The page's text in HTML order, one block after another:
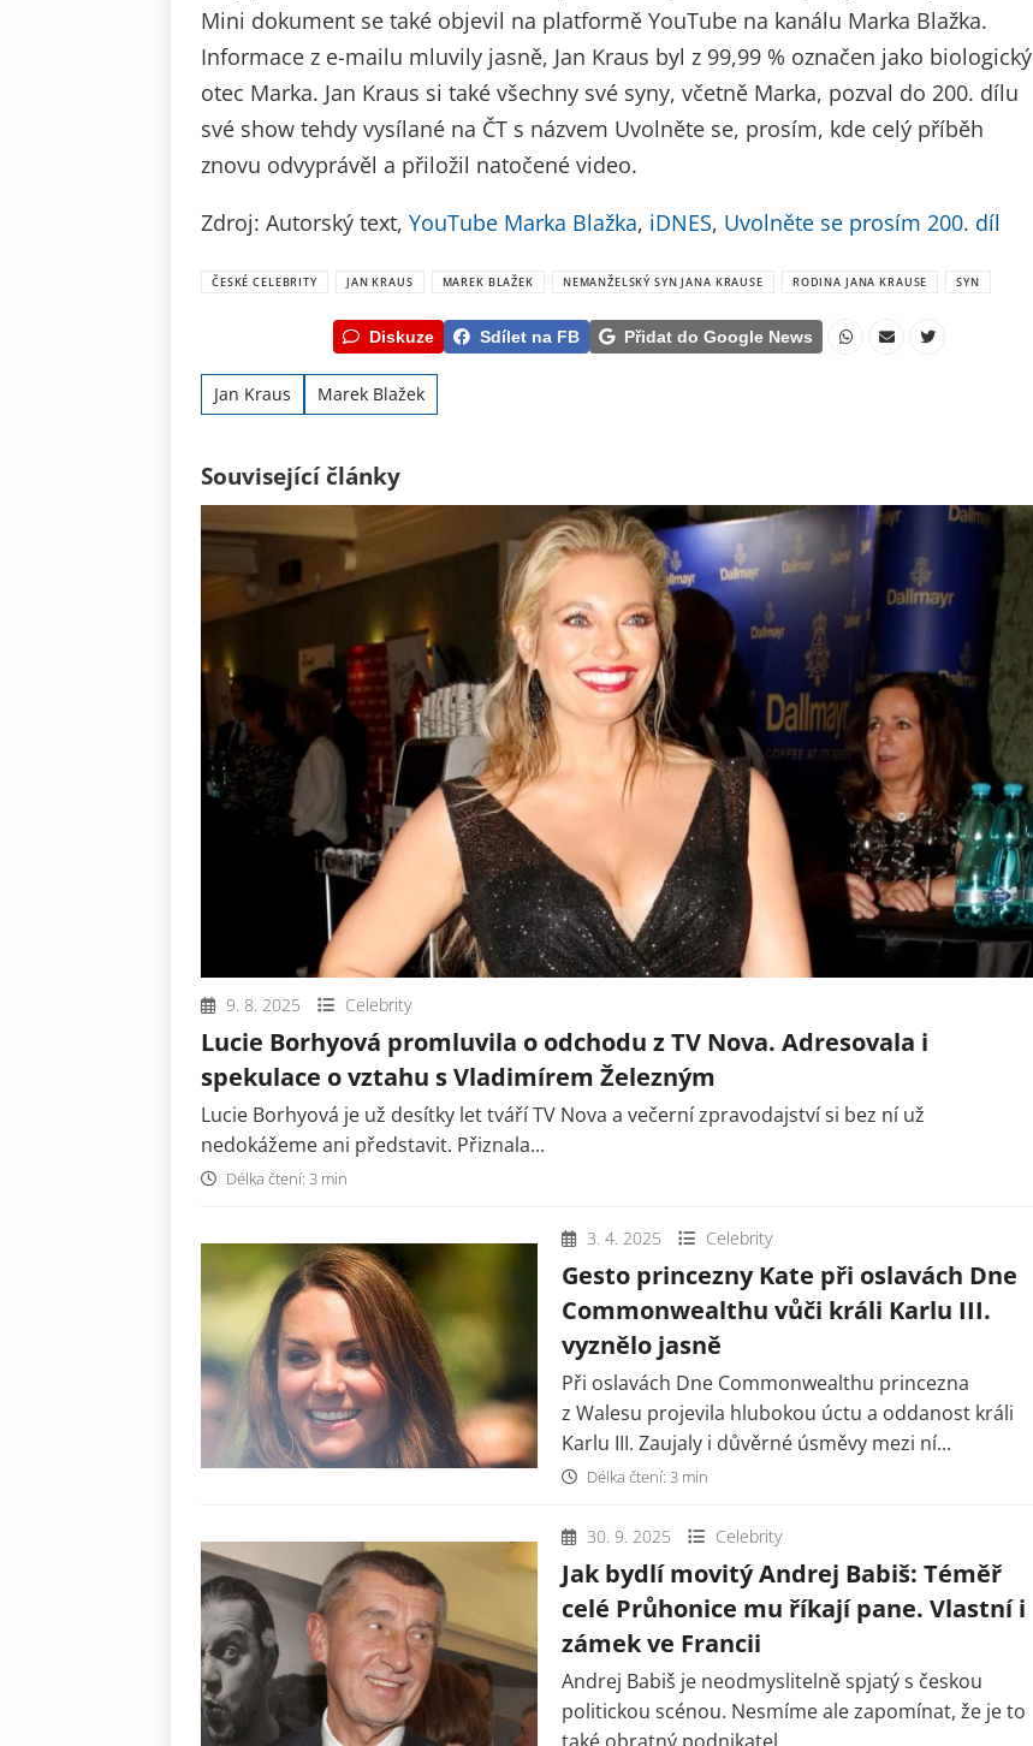
Mini dokument se také objevil na platformě YouTube na kanálu Marka Blažka.
Informace z e-mailu mluvily jasně, Jan Kraus byl z 99,99 % označen jako biologický
otec Marka. Jan Kraus si také všechny své syny, včetně Marka, pozval do 200. dílu
své show tehdy vysílané na ČT s názvem Uvolněte se, prosím, kde celý příběh
znovu odvyprávěl a přiložil natočené video.
Zdroj: Autorský text, YouTube Marka Blažka, iDNES, Uvolněte se prosím 200. díl
ČESKÉ CELEBRITY JAN KRAUS MAREK BLAŽEK NEMANŽELSKÝ SYN JANA KRAUSE RODINA JANA KRAUSE SYN
Diskuze Sdílet na FB Přidat do Google News
Jan Kraus Marek Blažek
Související články
9. 8. 2025 Celebrity
Lucie Borhyová promluvila o odchodu z TV Nova. Adresovala i
spekulace o vztahu s Vladimírem Železným
Lucie Borhyová je už desítky let tváří TV Nova a večerní zpravodajství si bez ní už
nedokážeme ani představit. Přiznala...
Délka čtení: 3 min
3. 4. 2025 Celebrity
Gesto princezny Kate při oslavách Dne
Commonwealthu vůči králi Karlu III.
vyznělo jasně
Při oslavách Dne Commonwealthu princezna
z Walesu projevila hlubokou úctu a oddanost králi
Karlu III. Zaujaly i důvěrné úsměvy mezi ní...
Délka čtení: 3 min
30. 9. 2025 Celebrity
Jak bydlí movitý Andrej Babiš: Téměř
celé Průhonice mu říkají pane. Vlastní i
zámek ve Francii
Andrej Babiš je neodmyslitelně spjatý s českou
politickou scénou. Nesmíme ale zapomínat, že je to